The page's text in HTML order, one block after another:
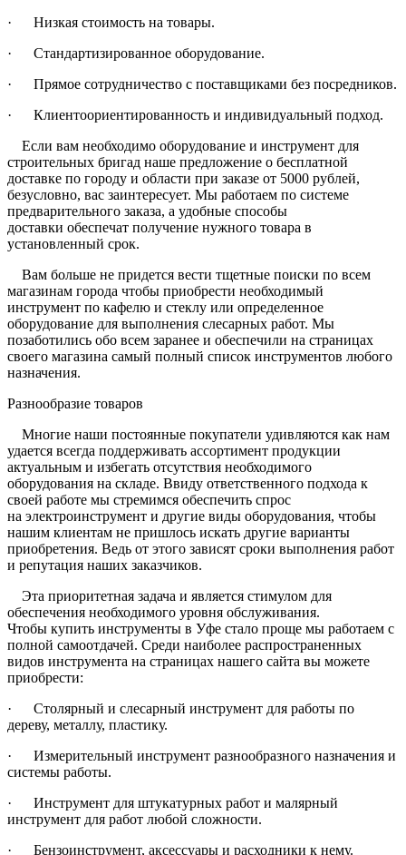
· Низкая стоимость на товары.
· Стандартизированное оборудование.
· Прямое сотрудничество с поставщиками без посредников.
· Клиентоориентированность и индивидуальный подход.
Если вам необходимо оборудование и инструмент для
строительных бригад наше предложение о бесплатной
доставке по городу и области при заказе от 5000 рублей,
безусловно, вас заинтересует. Мы работаем по системе
предварительного заказа, а удобные способы
доставки обеспечат получение нужного товара в
установленный срок.
Вам больше не придется вести тщетные поиски по всем
магазинам города чтобы приобрести необходимый
инструмент по кафелю и стеклу или определенное
оборудование для выполнения слесарных работ. Мы
позаботились обо всем заранее и обеспечили на страницах
своего магазина самый полный список инструментов любого
назначения.
Разнообразие товаров
Многие наши постоянные покупатели удивляются как нам
удается всегда поддерживать ассортимент продукции
актуальным и избегать отсутствия необходимого
оборудования на складе. Ввиду ответственного подхода к
своей работе мы стремимся обеспечить спрос
на электроинструмент и другие виды оборудования, чтобы
нашим клиентам не пришлось искать другие варианты
приобретения. Ведь от этого зависят сроки выполнения работ
и репутация наших заказчиков.
Эта приоритетная задача и является стимулом для
обеспечения необходимого уровня обслуживания.
Чтобы купить инструменты в Уфе стало проще мы работаем с
полной самоотдачей. Среди наиболее распространенных
видов инструмента на страницах нашего сайта вы можете
приобрести:
· Столярный и слесарный инструмент для работы по
дереву, металлу, пластику.
· Измерительный инструмент разнообразного назначения и
системы работы.
· Инструмент для штукатурных работ и малярный
инструмент для работ любой сложности.
· Бензоинструмент, аксессуары и расходники к нему.